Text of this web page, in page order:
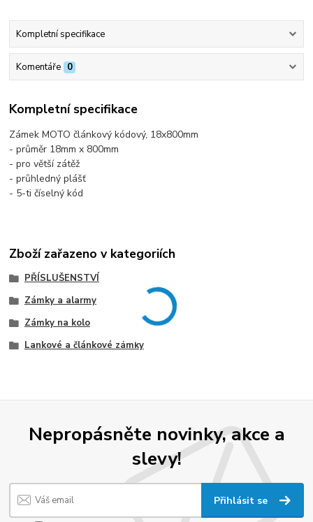
Kompletní specifikace
Komentáře 0
Kompletní specifikace
Zámek MOTO článkový kódový, 18x800mm
- průměr 18mm x 800mm
- pro větší zátěž
- průhledný plášť
- 5-ti číselný kód
Zboží zařazeno v kategoriích
PŘÍSLUŠENSTVÍ
Zámky a alarmy
Zámky na kolo
Lankové a článkové zámky
Nepropásněte novinky, akce a
slevy!
Přihlásit se